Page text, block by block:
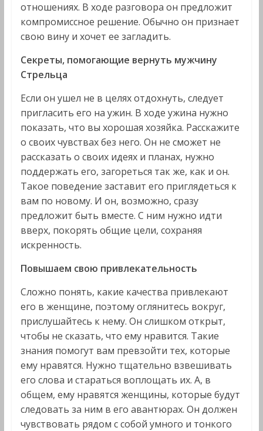
отношениях. В ходе разговора он предложит
компромиссное решение. Обычно он признает
свою вину и хочет ее загладить.
Секреты, помогающие вернуть мужчину
Стрельца
Если он ушел не в целях отдохнуть, следует
пригласить его на ужин. В ходе ужина нужно
показать, что вы хорошая хозяйка. Расскажите
о своих чувствах без него. Он не сможет не
рассказать о своих идеях и планах, нужно
поддержать его, загореться так же, как и он.
Такое поведение заставит его приглядеться к
вам по новому. И он, возможно, сразу
предложит быть вместе. С ним нужно идти
вверх, покорять общие цели, сохраняя
искренность.
Повышаем свою привлекательность
Сложно понять, какие качества привлекают
его в женщине, поэтому оглянитесь вокруг,
прислушайтесь к нему. Он слишком открыт,
чтобы не сказать, что ему нравится. Такие
знания помогут вам превзойти тех, которые
ему нравятся. Нужно тщательно взвешивать
его слова и стараться воплощать их. А, в
общем, ему нравятся женщины, которые будут
следовать за ним в его авантюрах. Он должен
чувствовать рядом с собой умного и тонкого